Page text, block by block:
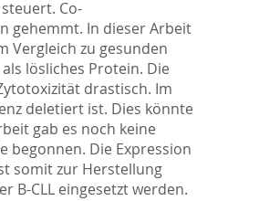
Co-
gehemmt. In dieser Arbeit
Vergleich zu gesunden
lösliches Protein. Die
drastisch. Im
deletiert ist. Dies könnte
gab es noch keine
begonnen. Die Expression
somit zur Herstellung
B-CLL eingesetzt werden.